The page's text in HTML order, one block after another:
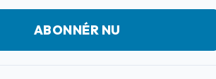
ABONNÉR NU